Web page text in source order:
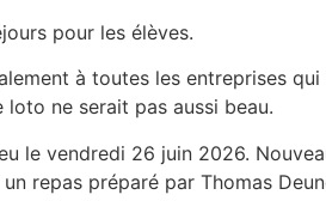
pour les élèves.
à toutes les entreprises qui
ne serait pas aussi beau.
le vendredi 26 juin 2026.
repas préparé par Thomas